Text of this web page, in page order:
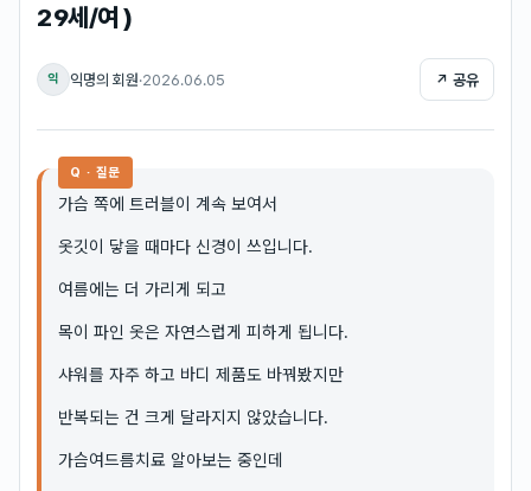
29세/여 )
익 익명의 회원·2026.06.05 ↗ 공유
Q · 질문
가슴 쪽에 트러블이 계속 보여서
옷깃이 닿을 때마다 신경이 쓰입니다.
여름에는 더 가리게 되고
목이 파인 옷은 자연스럽게 피하게 됩니다.
샤워를 자주 하고 바디 제품도 바꿔봤지만
반복되는 건 크게 달라지지 않았습니다.
가슴여드름치료 알아보는 중인데